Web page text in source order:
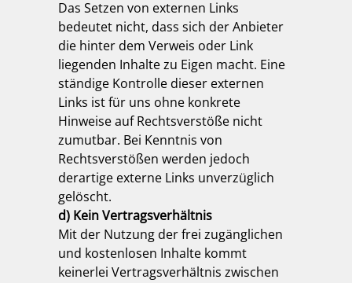
Das Setzen von externen Links
bedeutet nicht, dass sich der Anbieter
die hinter dem Verweis oder Link
liegenden Inhalte zu Eigen macht. Eine
ständige Kontrolle dieser externen
Links ist für uns ohne konkrete
Hinweise auf Rechtsverstöße nicht
zumutbar. Bei Kenntnis von
Rechtsverstößen werden jedoch
derartige externe Links unverzüglich
gelöscht.
d) Kein Vertragsverhältnis
Mit der Nutzung der frei zugänglichen
und kostenlosen Inhalte kommt
keinerlei Vertragsverhältnis zwischen